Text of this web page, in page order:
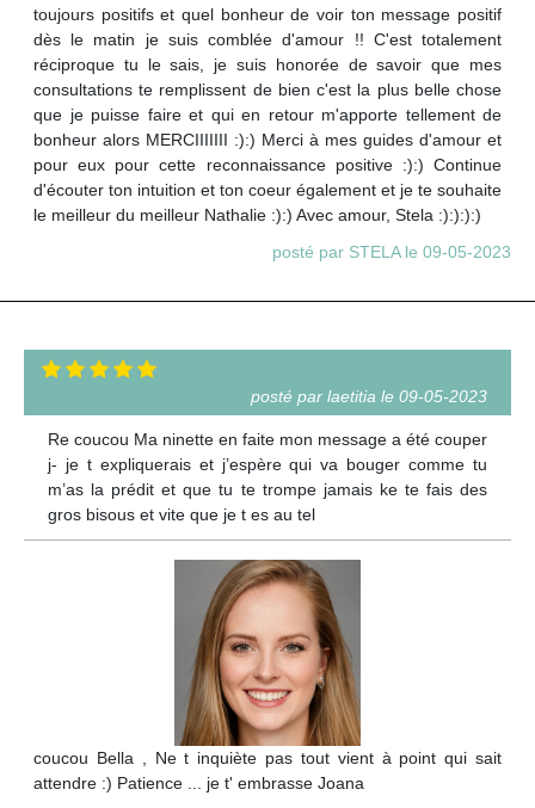
toujours positifs et quel bonheur de voir ton message positif
dès le matin je suis comblée d'amour !! C'est totalement
réciproque tu le sais, je suis honorée de savoir que mes
consultations te remplissent de bien c'est la plus belle chose
que je puisse faire et qui en retour m'apporte tellement de
bonheur alors MERCIIIIIII :):) Merci à mes guides d'amour et
pour eux pour cette reconnaissance positive :):) Continue
d'écouter ton intuition et ton coeur également et je te souhaite
le meilleur du meilleur Nathalie :):) Avec amour, Stela :):):):)
posté par STELA le 09-05-2023
posté par laetitia le 09-05-2023
Re coucou Ma ninette en faite mon message a été couper
j- je t expliquerais et j’espère qui va bouger comme tu
m’as la prédit et que tu te trompe jamais ke te fais des
gros bisous et vite que je t es au tel
coucou Bella , Ne t inquiète pas tout vient à point qui sait
attendre :) Patience ... je t' embrasse Joana